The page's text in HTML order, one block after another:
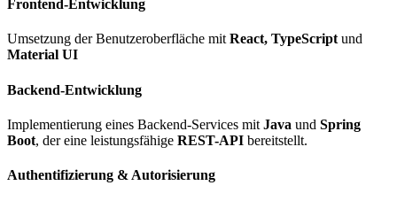
Frontend-Entwicklung
Umsetzung der Benutzeroberfläche mitReact, TypeScriptund
Material UI
Backend-Entwicklung
Implementierung eines Backend-Services mit Java und Spring
Boot, der eine leistungsfähige REST-API bereitstellt.
Authentifizierung & Autorisierung